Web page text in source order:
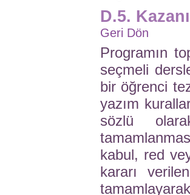
D.5.
Geri Dön
Programın
seçmeli
bir öğrenci
yazım
sözlü
kabul, red
kararı